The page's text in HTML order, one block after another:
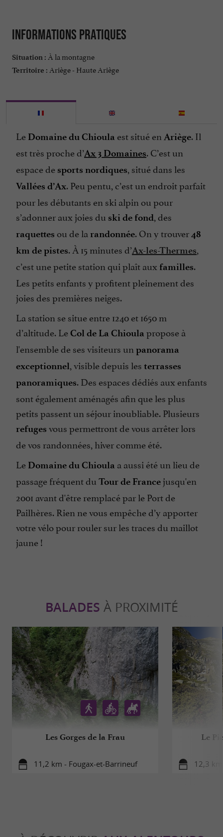
Informations pratiques
Situation : À la montagne
Territoire : Ariège - Haute Ariège
Le Domaine du Chioula est situé en Ariège. Il
est très proche d’Ax 3 Domaines. C’est un
espace de sports nordiques, situé dans les
Vallées d’Ax. Peu pentu, c’est un endroit parfait
pour les débutants en ski alpin ou pour
s’adonner aux joies du ski de fond, des
raquettes ou de la randonnée. On y trouver48
km de pistes. À 15 minutes d’Ax-les-Thermes,
c’est une petite station qui plaît aux familles.
Les petits enfants y profitent pleinement des
joies des premières neiges.
La station se situe entre 1240 et 1650 m
d’altitude. LeCol de La Chioula propose à
l'ensemble de ses visiteurs un panorama
exceptionnel, visible depuis les terrasses
panoramiques. Des espaces dédiés aux enfants
sont également aménagés afin que les plus
petits passent un séjour inoubliable. Plusieurs
refuges vous permettront de vous arrêter lors
de vos randonnées, hiver comme été.
Le Domaine du Chioula a aussi été un lieu de
passage fréquent du Tour de Francejusqu'en
2001 avant d'être remplacé par le Port de
Pailhères. Rien ne vous empêche d’y apporter
votre vélo pour rouler sur les traces du maillot
jaune !
BALADES À PROXIMITÉ
Les Gorges de la Frau
11,2 km - Fougax-et-Barrineuf
Le
12,3